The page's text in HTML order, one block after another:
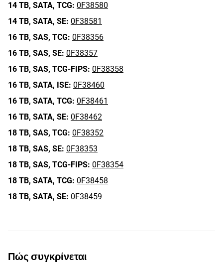
14 TB, SATA, TCG: 0F38580
14 TB, SATA, SE: 0F38581
16 TB, SAS, TCG: 0F38356
16 TB, SAS, SE: 0F38357
16 TB, SAS, TCG-FIPS: 0F38358
16 TB, SATA, ISE: 0F38460
16 TB, SATA, TCG: 0F38461
16 TB, SATA, SE: 0F38462
18 TB, SAS, TCG: 0F38352
18 TB, SAS, SE: 0F38353
18 TB, SAS, TCG-FIPS: 0F38354
18 TB, SATA, TCG: 0F38458
18 TB, SATA, SE: 0F38459
Πώς συγκρίνεται